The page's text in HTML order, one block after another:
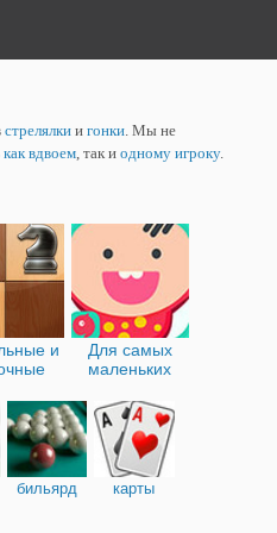
стрелялки и гонки. Мы не
как вдвоем, так и одному игроку.
и
Для самых
маленьких
бильярд карты